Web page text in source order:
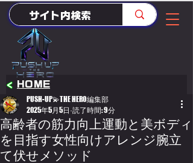
HOME
<
高齢者の筋力向上運動と美ボディ
を目指す女性向けアレンジ腕立
て伏せメソッド
PUSH-UP💫THE HERO編集部
2025年5月5日 読了時間: 9分